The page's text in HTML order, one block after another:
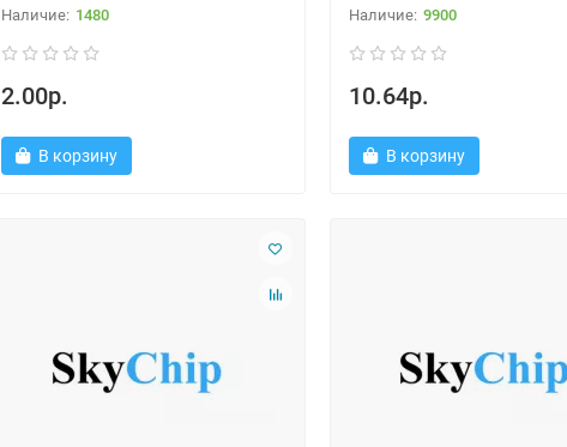
1480
2.00р.
В корзину
9900
10.64р.
В корзину